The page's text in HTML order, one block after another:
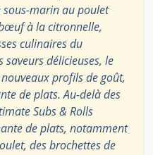
marin au poulet
à la citronnelle,
culinaires du
délicieuses, le
profils de goût,
de plats. Au-delà des
Subs & Rolls
de plats, notamment
des brochettes de